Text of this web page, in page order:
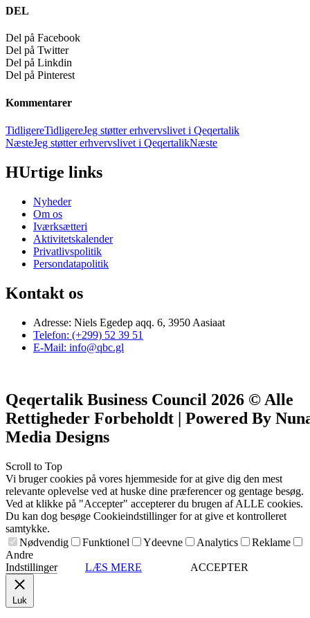
DEL
Del på Facebook
Del på Twitter
Del på Linkdin
Del på Pinterest
Kommentarer
TidligereTidligereJeg støtter erhvervslivet i Qeqertalik
NæsteJeg støtter erhvervslivet i QeqertalikNæste
HUrtige links
Nyheder
Om os
Iværksætteri
Aktivitetskalender
Privatlivspolitik
Persondatapolitik
Kontakt os
Adresse: Niels Egedep aqq. 6, 3950 Aasiaat
Telefon: (+299) 52 39 51
E-Mail: info@qbc.gl
Qeqertalik Business Council 2026 © Alle
Rettigheder Forbeholdt | Powered By
Media Designs
Scroll to Top
Vi bruger cookies på vores hjemmeside for at give dig den mest
relevante oplevelse ved at huske dine præferencer og gentage besøg.
Ved at klikke på "Accepter" accepterer du brugen af ​​ALLE cookies.
Du kan dog besøge Cookieindstillinger for at give et kontrolleret
samtykke.
Nødvendig
Funktionel Ydeevne Analytics
Reklame
Andre
Indstillinger
LÆS MERE ACCEPTER
Luk